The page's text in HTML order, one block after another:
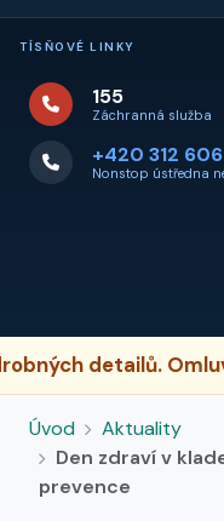
TÍSŇOVÉ LINKY
155
Záchranná služba
+420 312 606
Nonstop ústředna
prosím,
Úvod
Aktuality
Den zdraví v
prevence